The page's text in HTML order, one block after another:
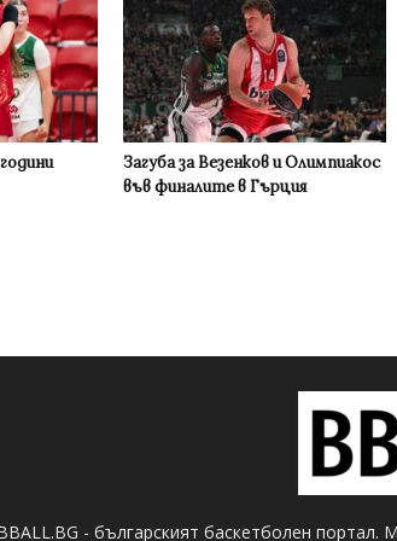
Загуба за Везенков и Олимпиакос
във финалите в Гърция
- българският баскетболен